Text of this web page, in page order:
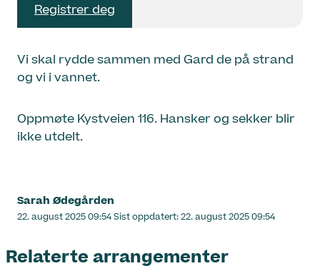
Registrer deg
Vi skal rydde sammen med Gard de på strand
og vi i vannet.
Oppmøte Kystveien 116. Hansker og sekker blir
ikke utdelt.
Sarah Ødegården
Lagt
22. august 2025 09:54Sist oppdatert:22. august 2025 09:54
Relaterte arrangementer